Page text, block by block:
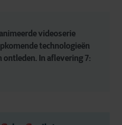
videoserie
technologieën
In aflevering 7: